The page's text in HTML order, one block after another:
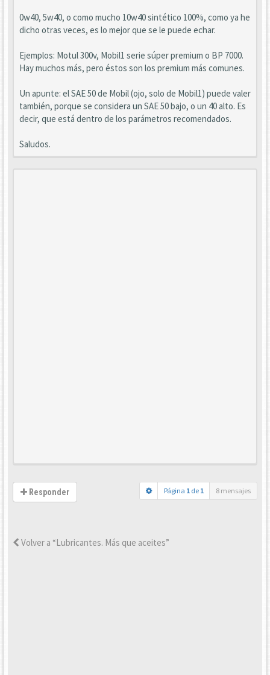
0w40, 5w40, o como mucho 10w40 sintético 100%, como ya he
dicho otras veces, es lo mejor que se le puede echar.
Ejemplos: Motul 300v, Mobil1 serie súper premium o BP 7000.
Hay muchos más, pero éstos son los premium más comunes.
Un apunte: el SAE 50 de Mobil (ojo, solo de Mobil1) puede valer
también, porque se considera un SAE 50 bajo, o un 40 alto. Es
decir, que está dentro de los parámetros recomendados.
Saludos.
Responder Página 1 de 1 8 mensajes
Volver a “Lubricantes. Más que aceites”